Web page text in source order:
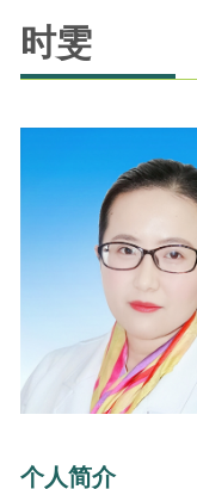
时雯
个人简介